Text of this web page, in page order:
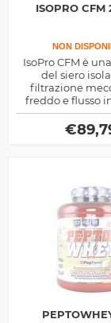
ISOPRO CFM
NON
IsoPro CFM è
del siero
filtrazione
freddo e flusso
per ottenere
prima non
bioattiva al
€